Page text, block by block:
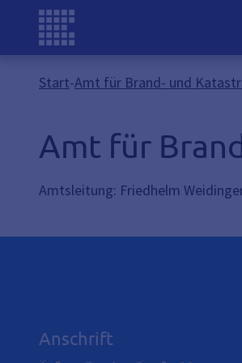
Start-Amt für Brand- und
Amt für
Amtsleitung: Friedhelm
Anschrift